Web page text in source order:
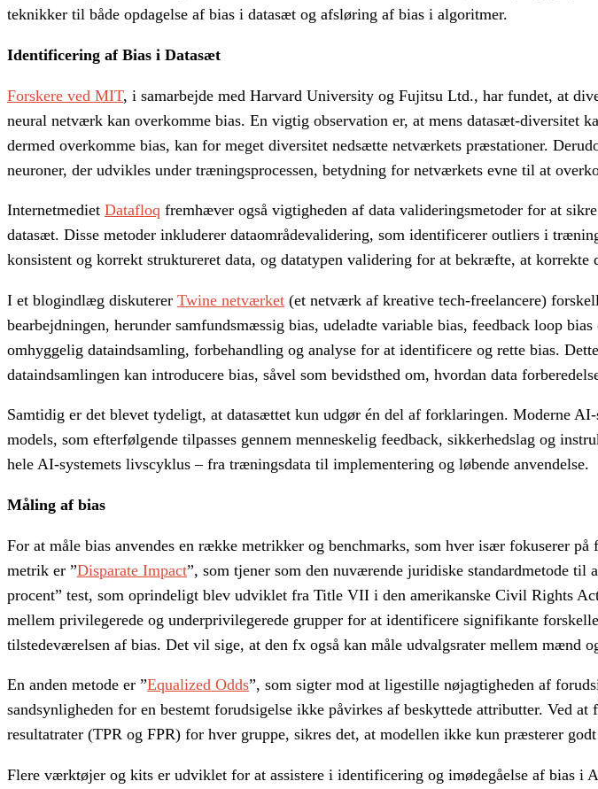
teknikker til både opdagelse af bias i datasæt og afsløring af bias i algoritmer.
Identificering af Bias i Datasæt
Forskere ved MIT, i samarbejde med Harvard University og Fujitsu Ltd., har fundet, at
neural netværk kan overkomme bias. En vigtig observation er, at mens datasæt-diversitet
dermed overkomme bias, kan for meget diversitet nedsætte netværkets præstationer.
neuroner, der udvikles under træningsprocessen, betydning for netværkets evne til at
Internetmediet Datafloq fremhæver også vigtigheden af data valideringsmetoder for at
datasæt. Disse metoder inkluderer dataområdevalidering, som identificerer outliers i
konsistent og korrekt struktureret data, og datatypen validering for at bekræfte, at korrekte
I et blogindlæg diskuterer Twine netværket (et netværk af kreative tech-freelancere)
bearbejdningen, herunder samfundsmæssig bias, udeladte variable bias, feedback loop
omhyggelig dataindsamling, forbehandling og analyse for at identificere og rette bias.
dataindsamlingen kan introducere bias, såvel som bevidsthed om, hvordan data
Samtidig er det blevet tydeligt, at datasættet kun udgør én del af forklaringen. Moderne
models, som efterfølgende tilpasses gennem menneskelig feedback, sikkerhedslag og
hele AI-systemets livscyklus – fra træningsdata til implementering og løbende anvendelse.
Måling af bias
For at måle bias anvendes en række metrikker og benchmarks, som hver især fokuserer
metrik er ”Disparate Impact”, som tjener som den nuværende juridiske standardmetode til
procent” test, som oprindeligt blev udviklet fra Title VII i den amerikanske Civil Rights
mellem privilegerede og underprivilegerede grupper for at identificere signifikante
tilstedeværelsen af bias. Det vil sige, at den fx også kan måle udvalgsrater mellem mænd
En anden metode er ”Equalized Odds”, som sigter mod at ligestille nøjagtigheden af
sandsynligheden for en bestemt forudsigelse ikke påvirkes af beskyttede attributter. Ved at
resultatrater (TPR og FPR) for hver gruppe, sikres det, at modellen ikke kun præsterer
Flere værktøjer og kits er udviklet for at assistere i identificering og imødegåelse af bias i